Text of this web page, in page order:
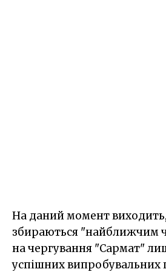
На даний момент
збираються "найближчим
на чергування "Сармат"
успішних випробувальних